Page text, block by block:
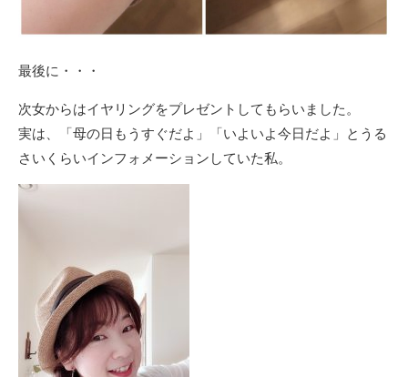
最後に・・・
次女からはイヤリングをプレゼントしてもらいました。
実は、「母の日もうすぐだよ」「いよいよ今日だよ」とうる
さいくらいインフォメーションしていた私。